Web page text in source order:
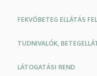
FEKVŐBETEG ELLÁTÁS
TUDNIVALÓK,
LÁTOGATÁSI REND